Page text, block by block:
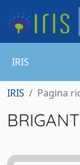
IRIS
IRIS Pagina